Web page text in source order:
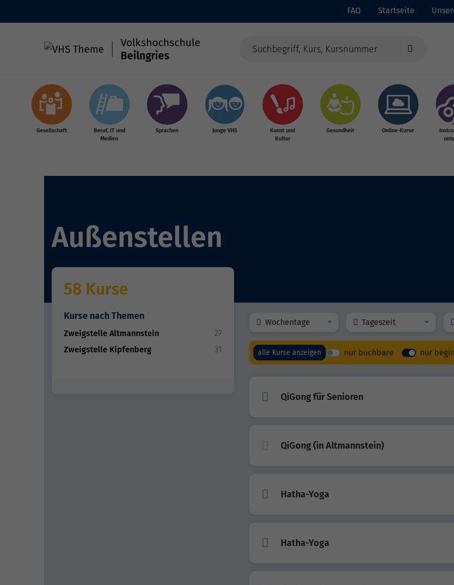
FAQ Startseite
Volkshochschule
Beilngries
Gesellschaft
Beruf, IT und
Medien
Sprachen Junge VHS
Kunst und
Kultur
Gesundheit Online-Kurse
Außenstellen
58 Kurse
Kurse nach Themen
Zweigstelle Altmannstein
27
Zweigstelle Kipfenberg
31
Wochentage Tageszeit
alle Kurse anzeigen nur buchbare nur
QiGong für Senioren
QiGong (in Altmannstein)
Hatha-Yoga
Hatha-Yoga